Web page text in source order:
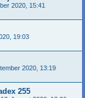
2020, 15:41
19:03
2020, 13:19
255